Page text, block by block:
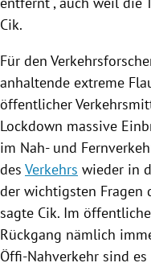
Cik.
Für den
anhaltende extreme
öffentlicher
Lockdown massive
im Nah- und
des Verkehrs wieder in
der wichtigsten Fragen
sagte Cik. Im
Rückgang nämlich
Öffi-Nahverkehr sind